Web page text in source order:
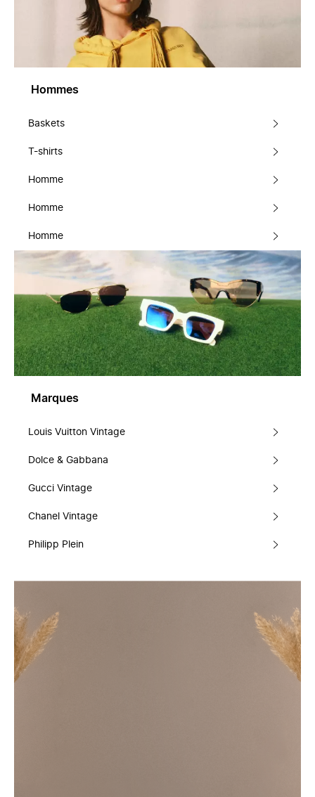
Hommes
Baskets
T-shirts
Homme
Homme
Homme
Marques
Louis Vuitton Vintage
Dolce & Gabbana
Gucci Vintage
Chanel Vintage
Philipp Plein